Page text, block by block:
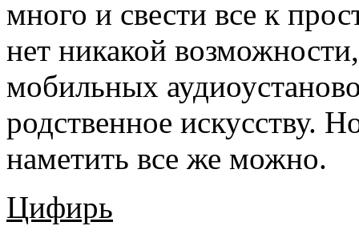
много и свести все к
нет никакой
мобильных
родственное искусству.
наметить все же можно.
Цифирь